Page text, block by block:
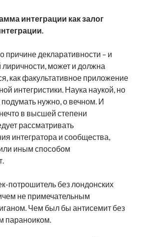
интеграции как залог
причине декларативности – и
лиричности, может и должна
как факультативное приложение
интегристики. Наука наукой, но
нужно, о вечном. И
в высшей степени
рассматривать
интегратора и сообщества,
иным способом
потрошитель без лондонских
не примечательным
Чем был бы антисемит без
параноиком.